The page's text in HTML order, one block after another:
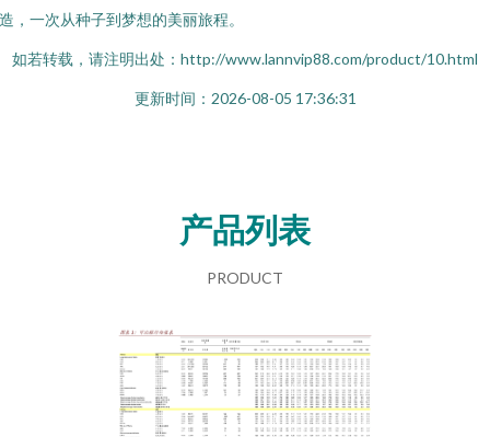
，一次从种子到梦想的美丽旅程。
如若转载，请注明出处：http://www.lannvip88.com/product/10.html
更新时间：2026-08-05 17:36:31
产品列表
PRODUCT